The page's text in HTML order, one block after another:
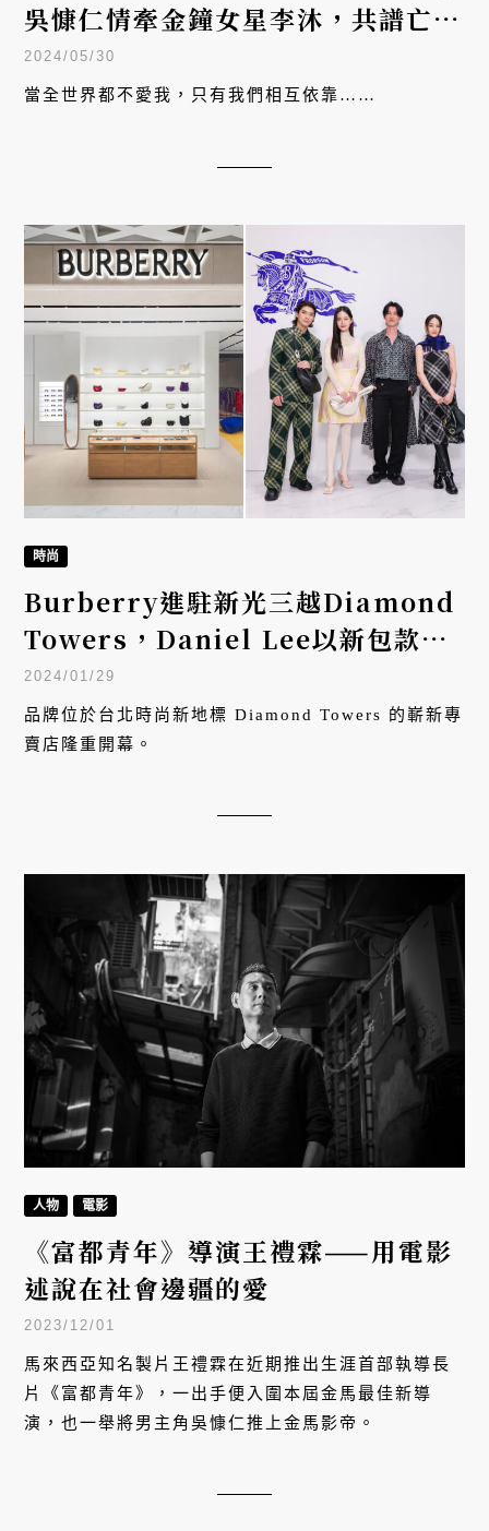
吳慷仁情牽金鐘女星李沐，共譜亡命
虐戀
2024/05/30
當全世界都不愛我，只有我們相互依靠……
時尚
Burberry進駐新光三越Diamond
Towers，Daniel Lee以新包款、
格紋與玩色創意展現新季風采
2024/01/29
品牌位於台北時尚新地標 Diamond Towers 的嶄新專
賣店隆重開幕。
人物 電影
《富都青年》導演王禮霖——用電影
述說在社會邊疆的愛
2023/12/01
馬來西亞知名製片王禮霖在近期推出生涯首部執導長
片《富都青年》，一出手便入圍本屆金馬最佳新導
演，也一舉將男主角吳慷仁推上金馬影帝。